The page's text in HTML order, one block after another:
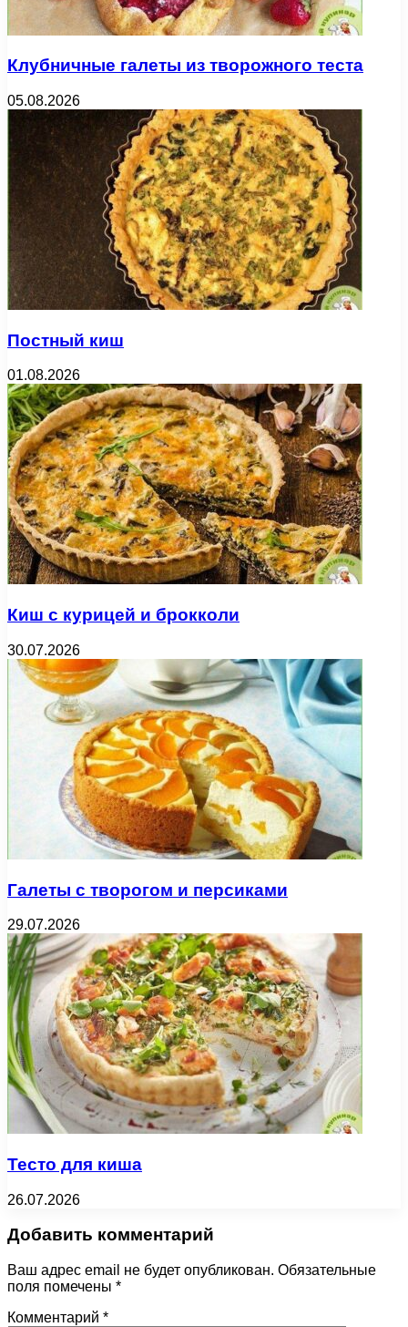
Клубничные галеты из творожного теста
05.08.2026
Постный киш
01.08.2026
Киш с курицей и брокколи
30.07.2026
Галеты с творогом и персиками
29.07.2026
Тесто для киша
26.07.2026
Добавить комментарий
Ваш адрес email не будет опубликован. Обязательные
поля помечены *
Комментарий *